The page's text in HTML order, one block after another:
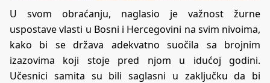
U svom obraćanju, naglasio je važnost žurne
uspostave vlasti u Bosni i Hercegovini na svim nivoima,
kako bi se država adekvatno suočila sa brojnim
izazovima koji stoje pred njom u idućoj godini.
Učesnici samita su bili saglasni u zaključku da bi